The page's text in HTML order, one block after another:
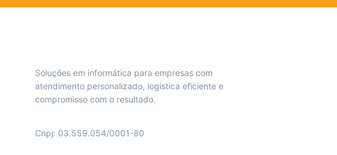
Soluções em informática para empresas com
atendimento personalizado, logística eficiente e
compromisso com o resultado.
Cnpj: 03.559.054/0001-80